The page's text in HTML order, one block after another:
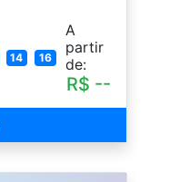
14
16
A
partir
de:
R$ --